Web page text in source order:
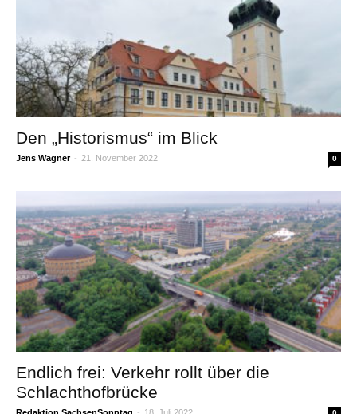
Den „Historismus“ im Blick
Jens Wagner - 21. November 2022 0
Endlich frei: Verkehr rollt über die
Schlachthofbrücke